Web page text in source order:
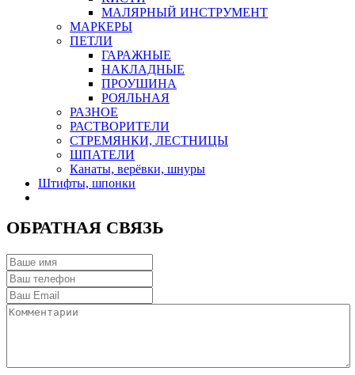
МАЛЯРНЫЙ ИНСТРУМЕНТ
МАРКЕРЫ
ПЕТЛИ
ГАРАЖНЫЕ
НАКЛАДНЫЕ
ПРОУШИНА
РОЯЛЬНАЯ
РАЗНОЕ
РАСТВОРИТЕЛИ
СТРЕМЯНКИ, ЛЕСТНИЦЫ
ШПАТЕЛИ
Канаты, верёвки, шнуры
Штифты, шпонки
ОБРАТНАЯ СВЯЗЬ